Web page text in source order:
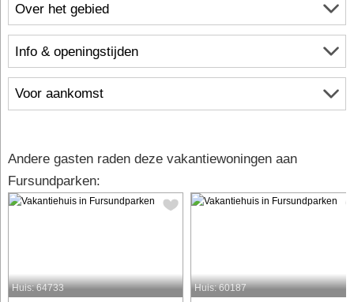
Over het gebied
Info & openingstijden
Voor aankomst
Andere gasten raden deze vakantiewoningen aan
Fursundparken:
Huis: 64733 Huis: 60187